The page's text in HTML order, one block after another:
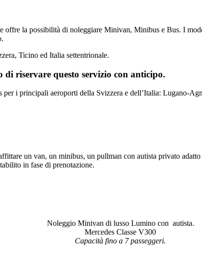
la possibilità di noleggiare Minivan, Minibus e Bus. I
Ticino ed Italia settentrionale.
riservare questo servizio con anticipo.
i principali aeroporti della Svizzera e dell’Italia: Lugano-
un van, un minibus, un pullman con autista privato
in fase di prenotazione.
Noleggio Minivan di lusso Lumino con autista.
Mercedes Classe V300
Capacità fino a 7 passeggeri.